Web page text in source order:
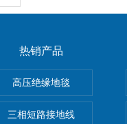
热销产品
高压绝缘地毯
三相短路接地线